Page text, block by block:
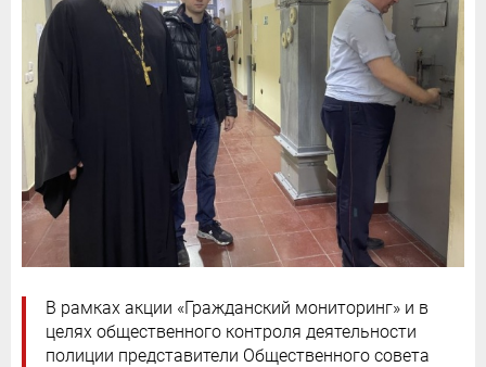
В рамках акции «Гражданский мониторинг» и в
целях общественного контроля деятельности
полиции представители Общественного совета